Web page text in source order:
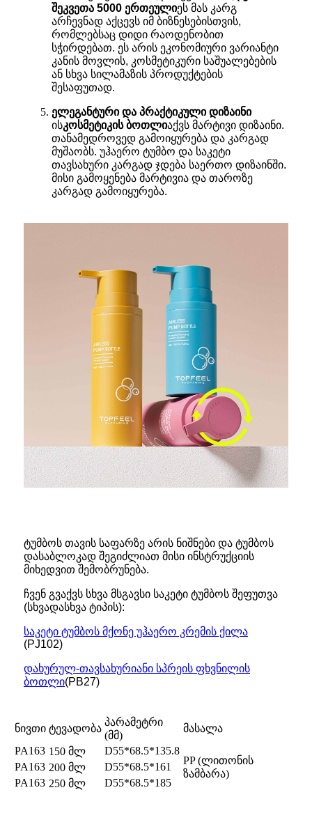
შეკვეთა 5000 ერთეულიეს მას კარგ
არჩევნად აქცევს იმ ბიზნესებისთვის,
რომლებსაც დიდი რაოდენობით
სჭირდებათ. ეს არის ეკონომიური ვარიანტი
კანის მოვლის, კოსმეტიკური საშუალებების
ან სხვა სილამაზის პროდუქტების
შესაფუთად.
ელეგანტური და პრაქტიკული დიზაინი
ისკოსმეტიკის ბოთლიაქვს მარტივი დიზაინი.
თანამედროვედ გამოიყურება და კარგად
მუშაობს. უჰაერო ტუმბო და საკეტი
თავსახური კარგად ჯდება საერთო დიზაინში.
მისი გამოყენება მარტივია და თაროზე
კარგად გამოიყურება.
ტუმბოს თავის საფარზე არის ნიშნები და ტუმბოს
დასაბლოკად შეგიძლიათ მისი ინსტრუქციის
მიხედვით შემობრუნება.
ჩვენ გვაქვს სხვა მსგავსი საკეტი ტუმბოს შეფუთვა
(სხვადასხვა ტიპის):
საკეტი ტუმბოს მქონე უჰაერო კრემის ქილა
(PJ102)
დახურულ-თავსახურიანი სპრეის ფხვნილის
ბოთლი(PB27)
ნივთი ტევადობა
პარამეტრი
(მმ)
მასალა
PA163 150 მლ
D55*68.5*135.8
PP (ლითონის
ზამბარა)
PA163 200 მლ
D55*68.5*161
PA163 250 მლ D55*68.5*185